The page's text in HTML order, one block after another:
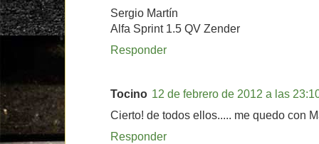
Sergio Martín
Alfa Sprint 1.5 QV Zender
Responder
Tocino 12 de febrero de 2012 a las
Cierto! de todos ellos..... me quedo con
Responder